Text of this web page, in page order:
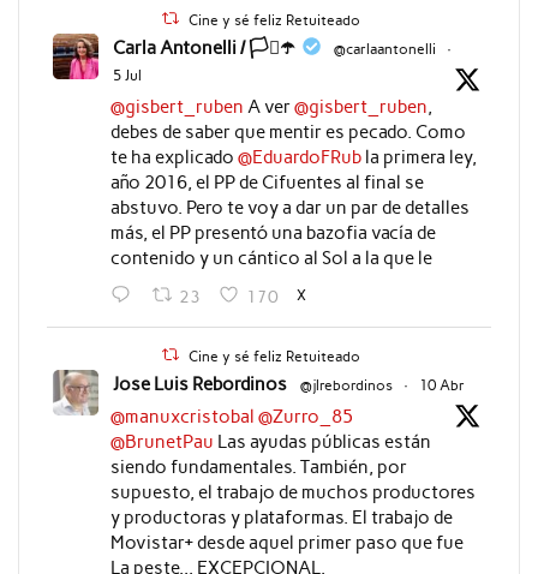
Cine y sé feliz Retuiteado
Carla Antonelli / 🏳️‍⚧️☂️ @carlaantonelli
·
5 Jul
@gisbert_ruben A ver@gisbert_ruben
debes de saber que mentir es pecado. Como
te ha explicado @EduardoFRubla primera ley,
año 2016, el PP de Cifuentes al final se
abstuvo. Pero te voy a dar un par de detalles
más, el PP presentó una bazofia vacía de
contenido y un cántico al Sol a la que le
23 170 X
Cine y sé feliz Retuiteado
Jose Luis Rebordinos @jlrebordinos · 10 Abr
@manuxcristobal @Zurro_85
@BrunetPau Las ayudas públicas están
siendo fundamentales. También, por
supuesto, el trabajo de muchos productores
y productoras y plataformas. El trabajo de
Movistar+ desde aquel primer paso que fue
La peste... EXCEPCIONAL.